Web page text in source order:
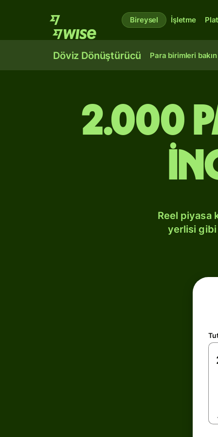
Bireysel İşletme
Döviz Dönüştürücü Para birimleri bakın
2.000
Reel piyasa
yerlisi gibi